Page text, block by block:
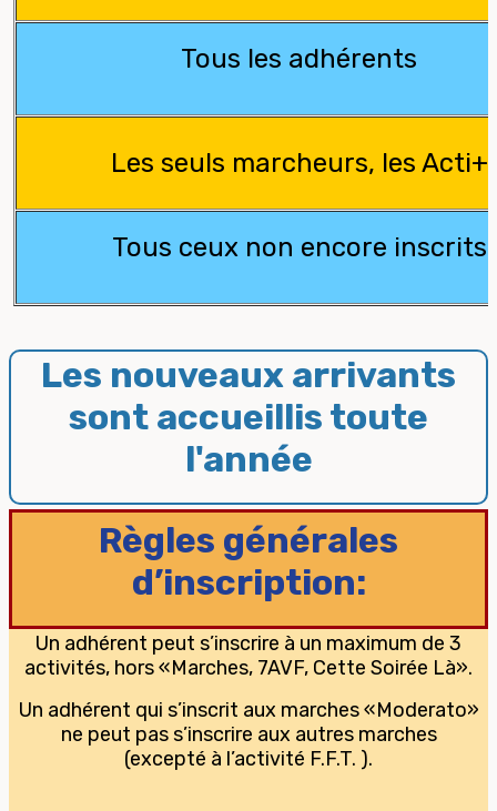
Tous les adhérents
Les seuls marcheurs, les Acti+
Tous ceux non encore inscrits
Les nouveaux arrivants
sont accueillis toute
l'année
Règles générales
d’inscription:
Un adhérent peut s’inscrire à un maximum de 3
activités, hors «Marches, 7AVF, Cette Soirée Là».
Un adhérent qui s’inscrit aux marches «Moderato»
ne peut pas s’inscrire aux autres marches
(excepté à l’activité F.F.T. ).